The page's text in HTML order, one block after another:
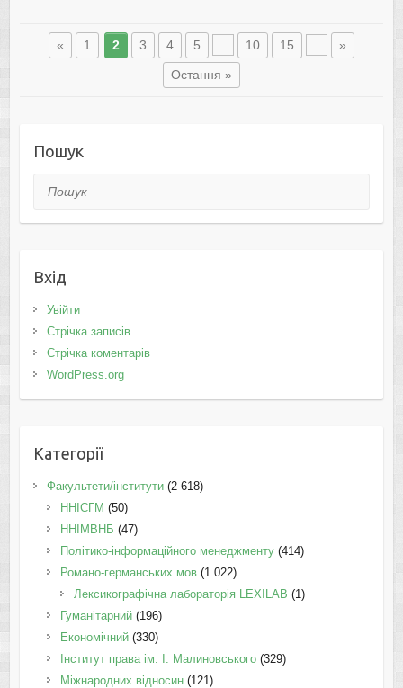
« 1 2 3 4 5 10 15 »
Остання »
Пошук
Пошук
Вхід
Увійти
Стрічка записів
Стрічка коментарів
WordPress.org
Категорії
Факультети/інститути(2 618)
ННІСГМ (50)
ННІМВНБ (47)
Політико-інформаційного менеджменту(414)
Романо-германських мов(1 022)
Лексикографічна лабораторія LEXILAB (1)
Гуманітарний(196)
Економічний(330)
Інститут права ім. І. Малиновського(329)
Міжнародних відносин(121)